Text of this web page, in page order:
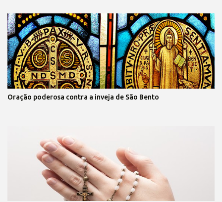
Oração poderosa contra a inveja de São Bento